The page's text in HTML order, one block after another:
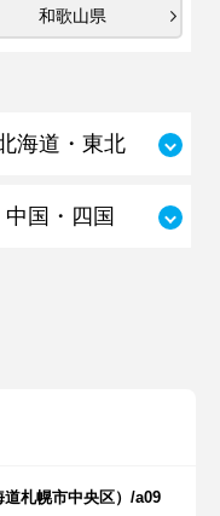
和歌山県
海道・東北
中国・四国
札幌市中央区）/a09